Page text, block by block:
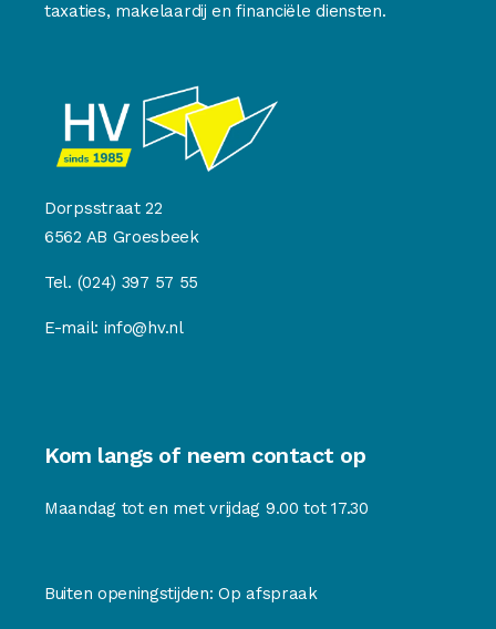
taxaties, makelaardij en financiële diensten.
Dorpsstraat 22
6562 AB Groesbeek
Tel. (024) 397 57 55
E-mail: info@hv.nl
Kom langs of neem contact op
Maandag tot en met vrijdag 9.00 tot 17.30
Buiten openingstijden: Op afspraak